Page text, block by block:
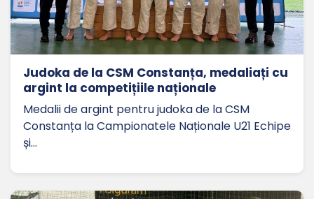
Judoka de la CSM Constanța, medaliați cu
argint la competițiile naționale
Medalii de argint pentru judoka de la CSM
Constanța la Campionatele Naționale U21 Echipe
și…